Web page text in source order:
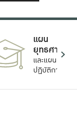
แผน
ยุทธศาสตร์
และแผน
ปฏิบัติการ